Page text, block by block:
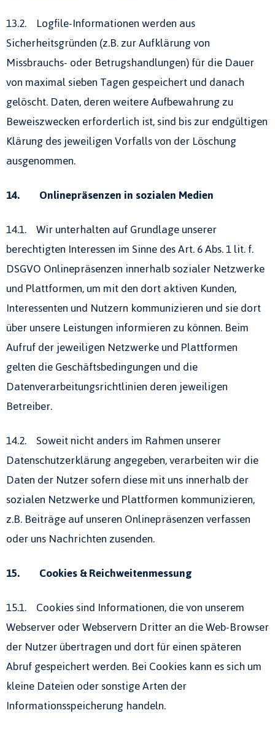
13.2. Logfile-Informationen werden aus
Sicherheitsgründen (z.B. zur Aufklärung von
Missbrauchs- oder Betrugshandlungen) für die Dauer
von maximal sieben Tagen gespeichert und danach
gelöscht. Daten, deren weitere Aufbewahrung zu
Beweiszwecken erforderlich ist, sind bis zur endgültigen
Klärung des jeweiligen Vorfalls von der Löschung
ausgenommen.
14. Onlinepräsenzen in sozialen Medien
14.1. Wir unterhalten auf Grundlage unserer
berechtigten Interessen im Sinne des Art. 6 Abs. 1 lit. f.
DSGVO Onlinepräsenzen innerhalb sozialer Netzwerke
und Plattformen, um mit den dort aktiven Kunden,
Interessenten und Nutzern kommunizieren und sie dort
über unsere Leistungen informieren zu können. Beim
Aufruf der jeweiligen Netzwerke und Plattformen
gelten die Geschäftsbedingungen und die
Datenverarbeitungsrichtlinien deren jeweiligen
Betreiber.
14.2. Soweit nicht anders im Rahmen unserer
Datenschutzerklärung angegeben, verarbeiten wir die
Daten der Nutzer sofern diese mit uns innerhalb der
sozialen Netzwerke und Plattformen kommunizieren,
z.B. Beiträge auf unseren Onlinepräsenzen verfassen
oder uns Nachrichten zusenden.
15. Cookies & Reichweitenmessung
15.1. Cookies sind Informationen, die von unserem
Webserver oder Webservern Dritter an die Web-Browser
der Nutzer übertragen und dort für einen späteren
Abruf gespeichert werden. Bei Cookies kann es sich um
kleine Dateien oder sonstige Arten der
Informationsspeicherung handeln.